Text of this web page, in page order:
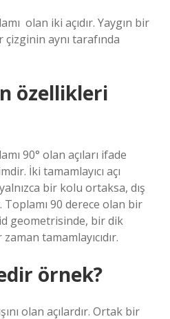
olan iki açıdır. Yaygın bir
aynı tarafında
özellikleri
90° olan açıları ifade
İki tamamlayıcı açı
bir kolu ortaksa, dış
Toplamı 90 derece olan bir
geometrisinde, bir dik
tamamlayıcıdır.
örnek?
olan açılardır. Ortak bir